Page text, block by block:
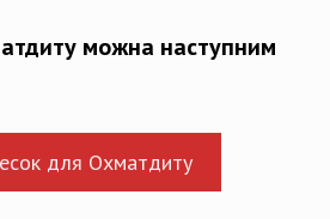
можна наступним
для Охматдиту